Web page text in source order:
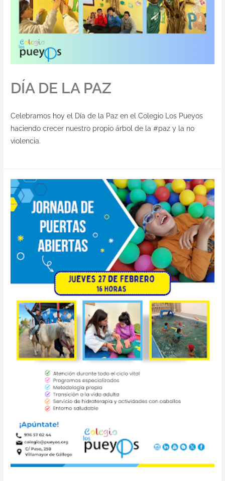
DÍA DE LA PAZ
Celebramos hoy el Día de la Paz en el Colegio Los Pueyos
haciendo crecer nuestro propio árbol de la #paz y la no
violencia.